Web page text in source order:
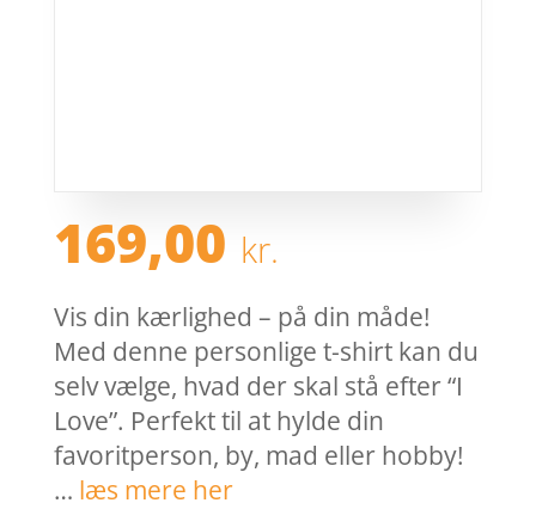
169,00 kr.
Vis din kærlighed – på din måde!
Med denne personlige t-shirt kan du
selv vælge, hvad der skal stå efter “I
Love”. Perfekt til at hylde din
favoritperson, by, mad eller hobby!
… læs mere her